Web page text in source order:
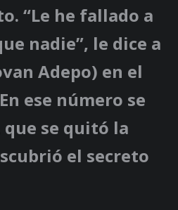
“Le he fallado a
nadie”, le dice a
Adepo) en el
ese número se
se quitó la
el secreto